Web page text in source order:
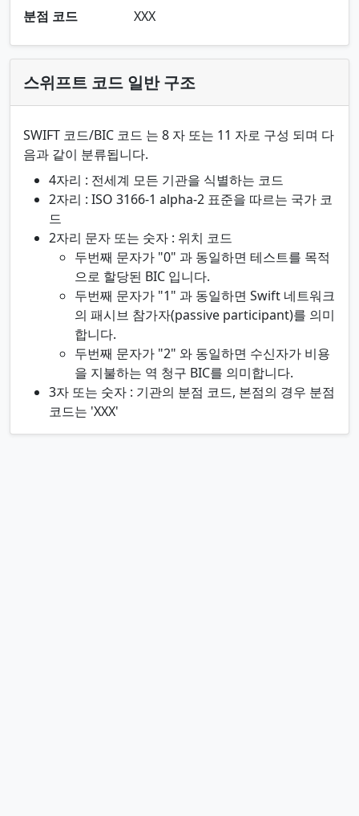
분점 코드
XXX
스위프트 코드 일반 구조
SWIFT 코드/BIC 코드 는 8 자 또는 11 자로 구성 되며 다
음과 같이 분류됩니다.
4자리 : 전세계 모든 기관을 식별하는 코드
2자리 : ISO 3166-1 alpha-2 표준을 따르는 국가 코
드
2자리 문자 또는 숫자 : 위치 코드
두번째 문자가 "0" 과 동일하면 테스트를 목적
으로 할당된 BIC 입니다.
두번째 문자가 "1" 과 동일하면 Swift 네트워크
의 패시브 참가자(passive participant)를 의미
합니다.
두번째 문자가 "2" 와 동일하면 수신자가 비용
을 지불하는 역 청구 BIC를 의미합니다.
3자 또는 숫자 : 기관의 분점 코드, 본점의 경우 분점
코드는 'XXX'